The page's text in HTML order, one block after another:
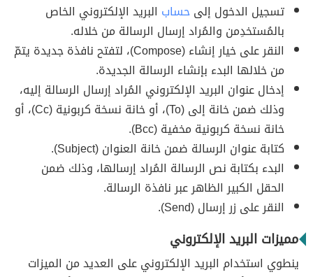
تسجيل الدخول إلىحساب البريد الإلكتروني الخاص
بالمُستخدِمن والمُراد إرسال الرسالة من خلاله.
النقر على خيار إنشاء (Compose)، لتفتح نافذة جديدة يتمّ
من خلالها البدء بإنشاء الرسالة الجديدة.
إدخال عنوان البريد الإلكتروني المُراد إرسال الرسالة إليه،
وذلك ضمن خانة إلى (To)، أو خانة نسخة كربونية (Cc)، أو
خانة نسخة كربونية مخفية (Bcc).
كتابة عنوان الرسالة ضمن خانة العنوان (Subject).
البدء بكتابة نص الرسالة المُراد إرسالها، وذلك ضمن
الحقل الكبير الظاهر عبر نافذة الرسالة.
النقر على زر إرسال (Send).
مميزات البريد الإلكتروني
ينطوي استخدام البريد الإلكتروني على العديد من الميزات